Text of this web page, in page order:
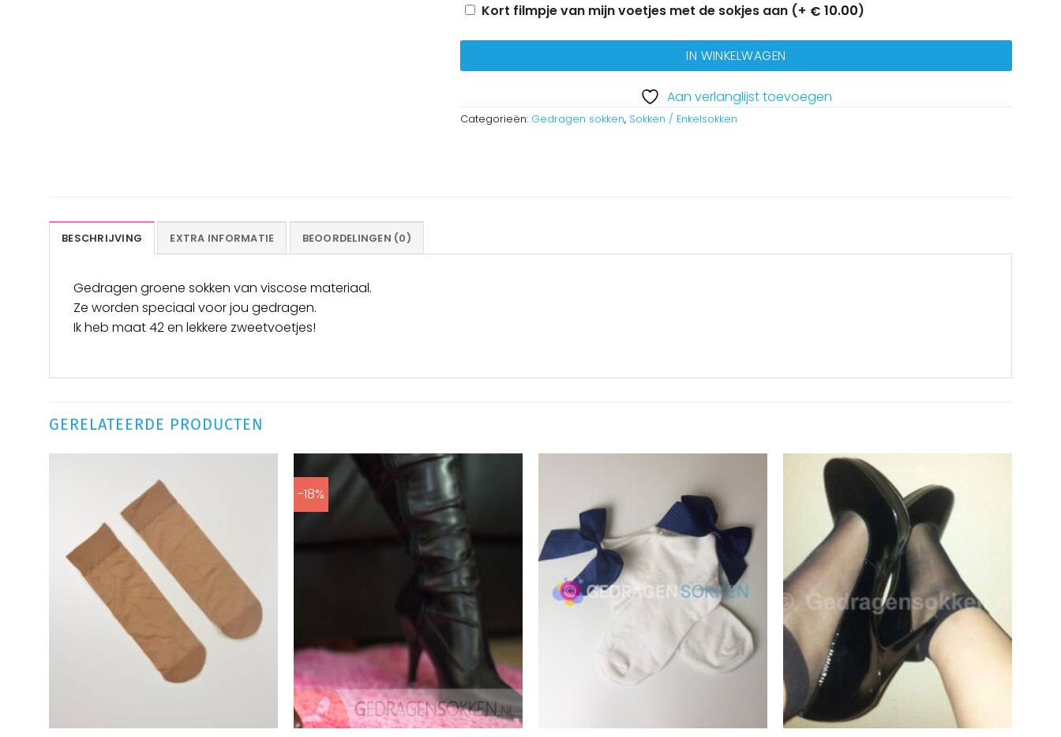
Kort filmpje van mijn voetjes met de sokjes aan (+ € 10.00)
IN WINKELWAGEN
Aan verlanglijst toevoegen
Categorieën: Gedragen sokken, Sokken / Enkelsokken
BESCHRIJVING EXTRA INFORMATIE BEOORDELINGEN (0)
Gedragen groene sokken van viscose materiaal.
Ze worden speciaal voor jou gedragen.
Ik heb maat 42 en lekkere zweetvoetjes!
GERELATEERDE PRODUCTEN
-18%
Aan
verlanglijst
toevoegen
verlanglijst